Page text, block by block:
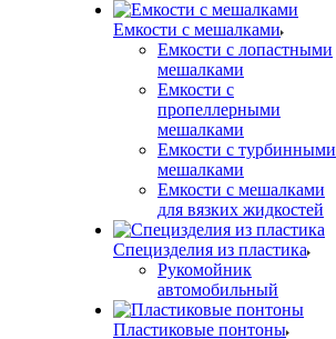
Емкости с мешалками
Емкости с лопастными
мешалками
Емкости с
пропеллерными
мешалками
Емкости с турбинными
мешалками
Емкости с мешалками
для вязких жидкостей
Специзделия из пластика
Рукомойник
автомобильный
Пластиковые понтоны